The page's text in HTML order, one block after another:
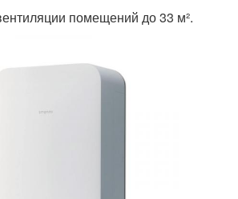
помещений до 33 м².